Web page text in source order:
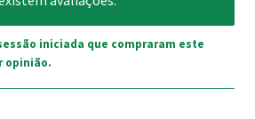
iniciada que compraram este
opinião.